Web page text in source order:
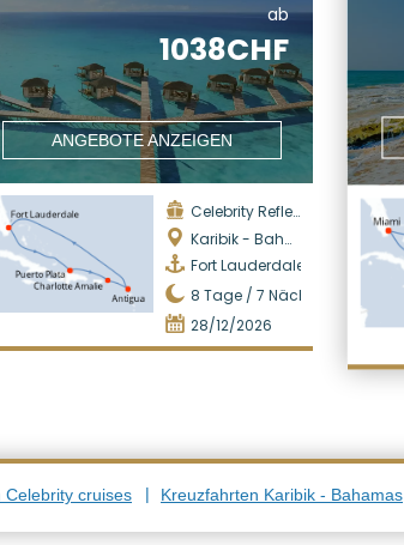
ab
1038CHF
ANGEBOTE ANZEIGEN
Celebrity Reflection
Karibik - Bahamas
Fort Lauderdale
8 Tage / 7 Nächte
28/12/2026
Celebrity cruises Kreuzfahrten Karibik - Bahamas